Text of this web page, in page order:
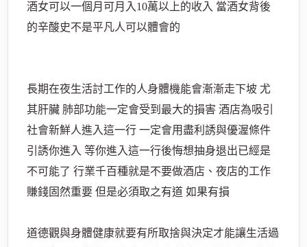
酒女可以一個月可月入10萬以上的收入 當酒女背後
的辛酸史不是平凡人可以體會的
長期在夜生活討工作的人身體機能會漸漸走下坡 尤
其肝臟 肺部功能一定會受到最大的損害 酒店為吸引
社會新鮮人進入這一行 一定會用盡利誘與優渥條件
引誘你進入 等你進入這一行後悔想抽身退出已經是
不可能了 行業千百種就是不要做酒店、夜店的工作
賺錢固然重要 但是必須取之有道 如果有損
道德觀與身體健康就要有所取捨與決定才能讓生活過